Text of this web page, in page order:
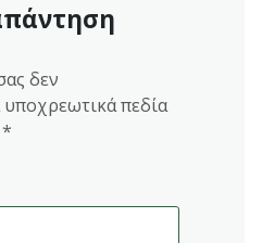
δεν
πεδία
*